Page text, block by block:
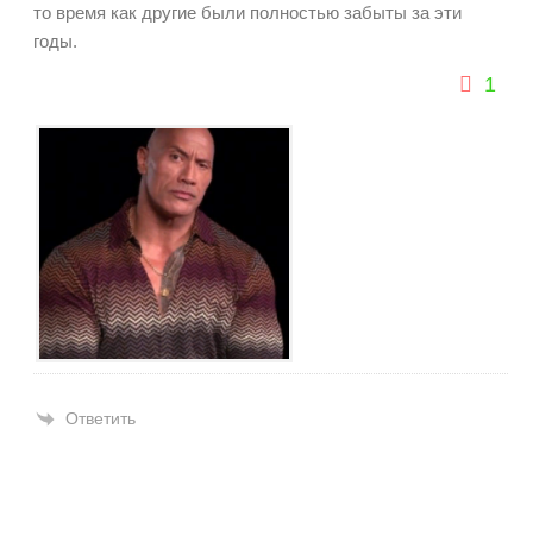
то время как другие были полностью забыты за эти
годы.
1
Ответить